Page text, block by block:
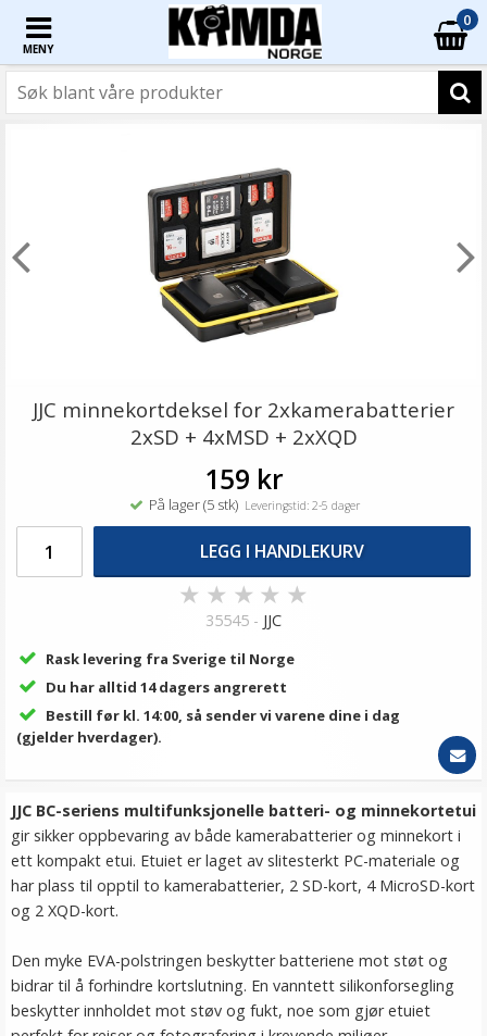
MENY
0
JJC minnekortdeksel for 2xkamerabatterier
2xSD + 4xMSD + 2xXQD
159 kr
På lager (5 stk)Leveringstid: 2-5 dager
LEGG I HANDLEKURV
★ ★ ★ ★ ★
35545 - JJC
Rask levering fra Sverige til Norge
Du har alltid 14 dagers angrerett
Bestill før kl. 14:00, så sender vi varene dine i dag
(gjelder hverdager).
JJC BC-seriens multifunksjonelle batteri- og minnekortetui
gir sikker oppbevaring av både kamerabatterier og minnekort i
ett kompakt etui. Etuiet er laget av slitesterkt PC-materiale og
har plass til opptil to kamerabatterier, 2 SD-kort, 4 MicroSD-kort
og 2 XQD-kort.
Den myke EVA-polstringen beskytter batteriene mot støt og
bidrar til å forhindre kortslutning. En vanntett silikonforsegling
beskytter innholdet mot støv og fukt, noe som gjør etuiet